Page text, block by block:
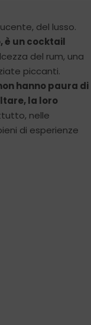
del lusso.
è un cocktail
del rum, una
piccanti.
hanno paura di
la loro
nelle
di esperienze